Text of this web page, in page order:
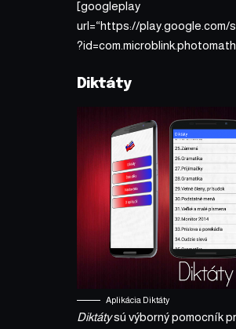
[googleplay
url=“https://
Diktáty
Aplikácia Diktáty
Diktátysú výborný pomocník